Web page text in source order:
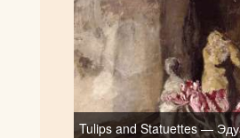
Tulips and Statuettes —